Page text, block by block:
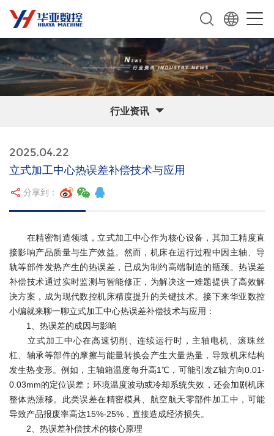
行业资讯
2025.04.22
立式加工中心热误差补偿技术与应用
分享到：
在精密制造领域，立式加工中心作为核心设备，其加工精度直
接影响产品质量与生产效益。然而，机床在运行过程中因主轴、导
轨等部件发热产生的热误差，已成为制约高端制造的瓶颈。热误差
补偿技术通过实时监测与智能修正，为解决这一难题提供了高效解
决方案，成为现代数控机床精度提升的关键技术。接下来华亚数控
小编就来聊一聊立式加工中心热误差补偿技术与应用：
1、热误差的成因与影响
立式加工中心在高速切削、连续运行时，主轴电机、滚珠丝
杠、轴承等部件的摩擦与能量转换会产生大量热量，导致机床结构
发生热变形。例如，主轴箱温度每升高1℃，可能引发Z轴方向0.01-
0.03mm的定位误差；环境温度波动或冷却系统失效，还会加剧机床
整体热漂移。此类误差在精密模具、航空航天零部件加工中，可能
导致产品报废率高达15%-25%，直接造成经济损失。
2、热误差补偿技术的核心原理